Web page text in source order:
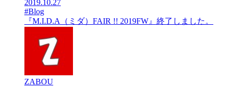
2019.10.27
#Blog
『M.I.D.A（ミダ）FAIR !! 2019FW』終了しました。
ZABOU